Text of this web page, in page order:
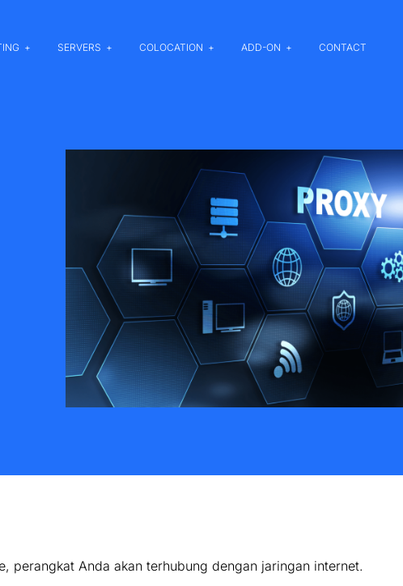
SERVERS COLOCATION ADD-ON CONTACT
perangkat Anda akan terhubung dengan jaringan internet.